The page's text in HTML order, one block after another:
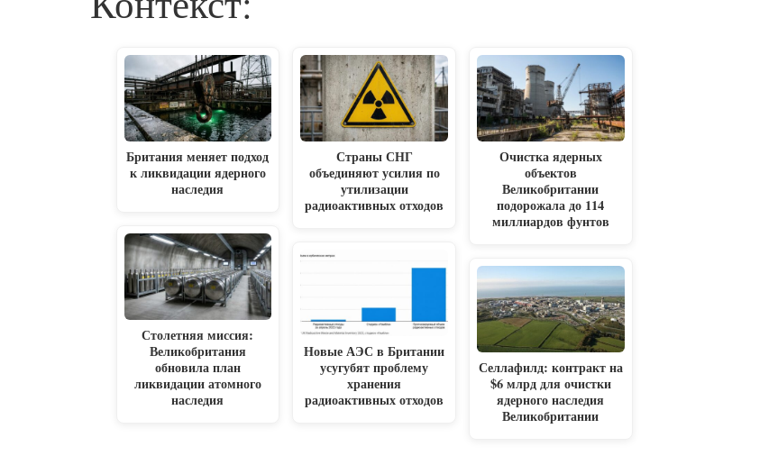
Британия меняет подход
к ликвидации ядерного
наследия
Столетняя миссия:
Великобритания
обновила план
ликвидации атомного
наследия
Страны СНГ
объединяют усилия по
утилизации
радиоактивных отходов
Новые АЭС в Британии
усугубят проблему
хранения
радиоактивных отходов
Очистка ядерных
объектов
Великобритании
подорожала до 114
миллиардов фунтов
Селлафилд: контракт на
$6 млрд для очистки
ядерного наследия
Великобритании